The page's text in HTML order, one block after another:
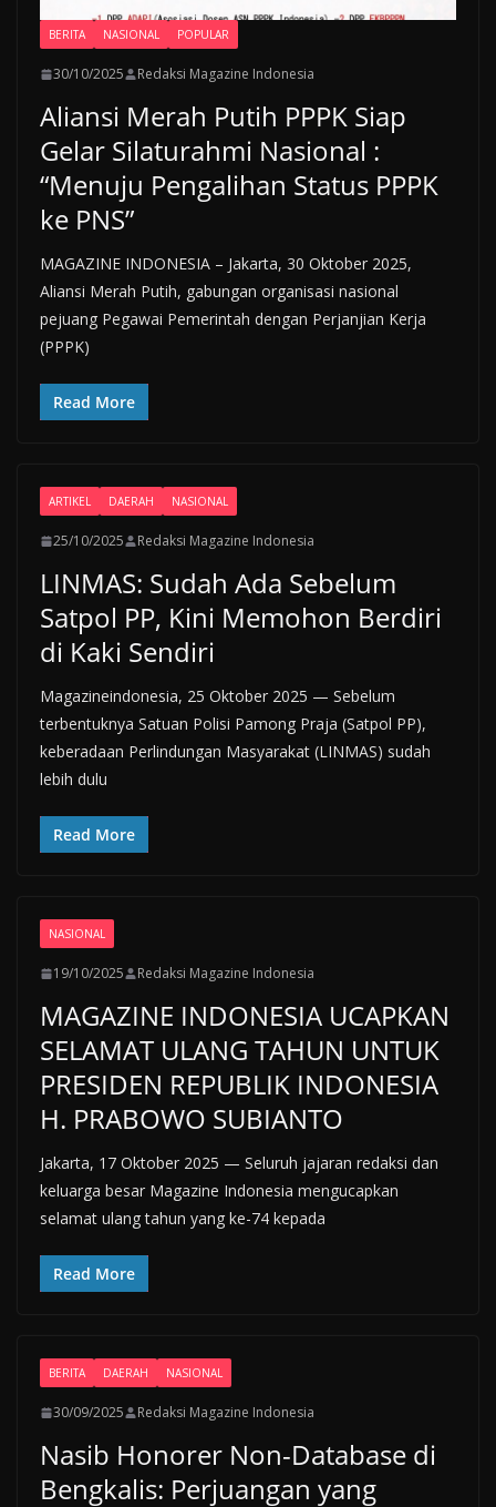
BERITA NASIONAL POPULAR
30/10/2025 Redaksi Magazine Indonesia
Aliansi Merah Putih PPPK Siap
Gelar Silaturahmi Nasional :
“Menuju Pengalihan Status PPPK
ke PNS”
MAGAZINE INDONESIA – Jakarta, 30 Oktober 2025,
Aliansi Merah Putih, gabungan organisasi nasional
pejuang Pegawai Pemerintah dengan Perjanjian Kerja
(PPPK)
Read More
ARTIKEL DAERAH NASIONAL
25/10/2025 Redaksi Magazine Indonesia
LINMAS: Sudah Ada Sebelum
Satpol PP, Kini Memohon Berdiri
di Kaki Sendiri
Magazineindonesia, 25 Oktober 2025 — Sebelum
terbentuknya Satuan Polisi Pamong Praja (Satpol PP),
keberadaan Perlindungan Masyarakat (LINMAS) sudah
lebih dulu
Read More
NASIONAL
19/10/2025 Redaksi Magazine Indonesia
MAGAZINE INDONESIA UCAPKAN
SELAMAT ULANG TAHUN UNTUK
PRESIDEN REPUBLIK INDONESIA
H. PRABOWO SUBIANTO
Jakarta, 17 Oktober 2025 — Seluruh jajaran redaksi dan
keluarga besar Magazine Indonesia mengucapkan
selamat ulang tahun yang ke-74 kepada
Read More
BERITA DAERAH NASIONAL
30/09/2025 Redaksi Magazine Indonesia
Nasib Honorer Non-Database di
Bengkalis: Perjuangan yang